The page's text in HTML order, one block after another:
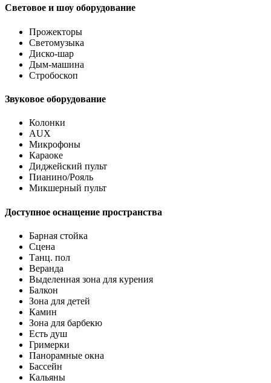
Световое и шоу оборудование
Прожекторы
Светомузыка
Диско-шар
Дым-машина
Стробоскоп
Звуковое оборудование
Колонки
AUX
Микрофоны
Караоке
Диджейский пульт
Пианино/Рояль
Микшерный пульт
Доступное оснащение пространства
Барная стойка
Сцена
Танц. пол
Веранда
Выделенная зона для курения
Балкон
Зона для детей
Камин
Зона для барбекю
Есть душ
Гримерки
Панорамные окна
Бассейн
Кальяны